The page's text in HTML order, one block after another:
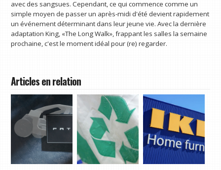
avec des sangsues. Cependant, ce qui commence comme un
simple moyen de passer un après-midi d'été devient rapidement
un événement déterminant dans leur jeune vie. Avec la dernière
adaptation King, «The Long Walk», frappant les salles la semaine
prochaine, c'est le moment idéal pour (re) regarder.
Articles en relation